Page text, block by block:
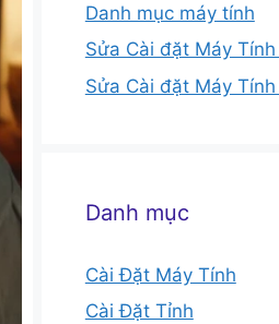
Danh mục máy tính
Sửa Cài đặt Máy
Sửa Cài đặt Máy
Danh mục
Cài Đặt Máy Tính
Cài Đặt Tỉnh